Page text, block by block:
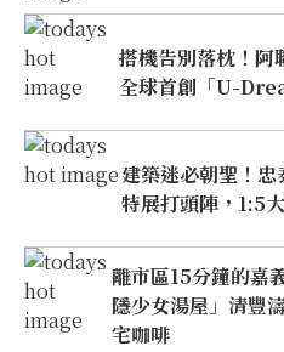
搭機告別落枕！阿
全球首創「U-
建築迷必朝聖！
特展打頭陣，1:5
離市區15分鐘的嘉
隱少女湯屋」清豐
宅咖啡